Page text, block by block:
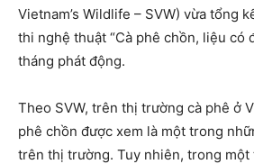
Vietnam’s Wildlife – SVW) vừa tổng
thi nghệ thuật “Cà phê chồn, liệu có
tháng phát động.
Theo SVW, trên thị trường cà phê ở
phê chồn được xem là một trong
trên thị trường. Tuy nhiên, trong một